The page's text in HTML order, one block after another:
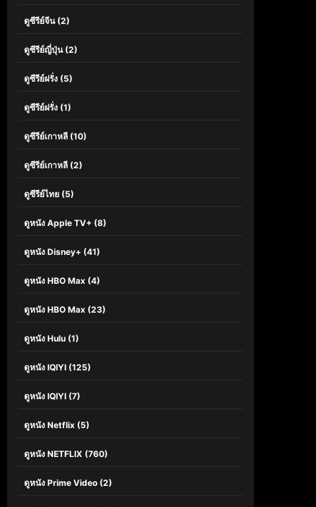
ดูซีรีย์จีน(2)
ดูซีรีย์ญี่ปุ่น(2)
ดูซีรีย์ฝรั่ง (5)
ดูซีรีย์ฝรั่ง (1)
ดูซีรีย์เกาหลี (10)
ดูซีรีย์เกาหลี (2)
ดูซีรีย์ไทย (5)
ดูหนัง Apple TV+ (8)
ดูหนัง Disney+ (41)
ดูหนัง HBO Max (4)
ดูหนัง HBO Max (23)
ดูหนัง Hulu (1)
ดูหนัง IQIYI (125)
ดูหนัง IQIYI (7)
ดูหนัง Netflix (5)
ดูหนัง NETFLIX (760)
ดูหนัง Prime Video (2)